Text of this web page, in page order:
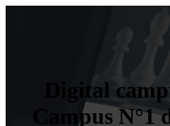
Digital
Campus N°1